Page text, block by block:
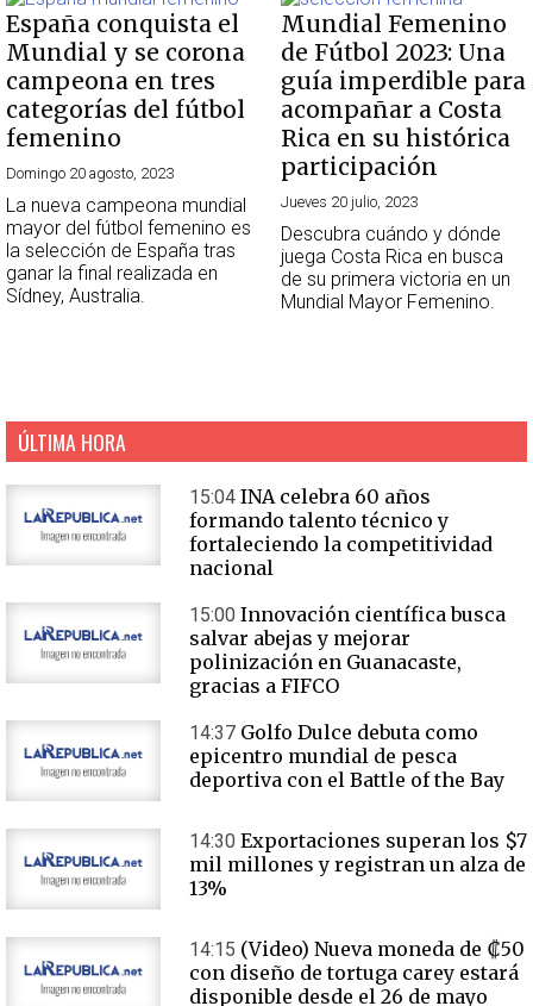
España conquista el
Mundial y se corona
campeona en tres
categorías del fútbol
femenino
Domingo 20 agosto, 2023
La nueva campeona mundial
mayor del fútbol femenino es
la selección de España tras
ganar la final realizada en
Sídney, Australia.
Mundial Femenino
de Fútbol 2023: Una
guía imperdible para
acompañar a Costa
Rica en su histórica
participación
Jueves 20 julio, 2023
Descubra cuándo y dónde
juega Costa Rica en busca
de su primera victoria en un
Mundial Mayor Femenino.
ÚLTIMA HORA
15:04 INA celebra 60 años
formando talento técnico y
fortaleciendo la competitividad
nacional
15:00 Innovación científica busca
salvar abejas y mejorar
polinización en Guanacaste,
gracias a FIFCO
14:37 Golfo Dulce debuta como
epicentro mundial de pesca
deportiva con el Battle of the Bay
14:30 Exportaciones superan los $7
mil millones y registran un alza de
13%
14:15 (Video) Nueva moneda de ₡50
con diseño de tortuga carey estará
disponible desde el 26 de mayo